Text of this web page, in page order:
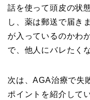
話を使って頭皮の状
し、薬は郵送で届き
が入っているのかわ
で、他人にバレたく
次は、AGA治療で失
ポイントを紹介して